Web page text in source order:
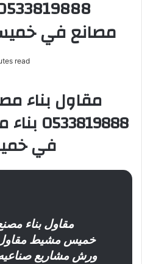
مصانع في خميس
read
مقاول بناء
في
مقاول بناء
خميس مشيط
ورش مشاريع